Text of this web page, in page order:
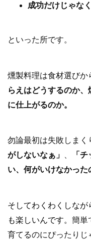
成功だけじゃな
といった所です。
燻製料理は食材選びか
らえはどうするのか
に仕上がるのか。
勿論最初は失敗しまく
がしないなぁ」
「
い、何がいけなかった
そしてわくわくしな
も楽しいんです。 簡単
育てるのにぴったりじ